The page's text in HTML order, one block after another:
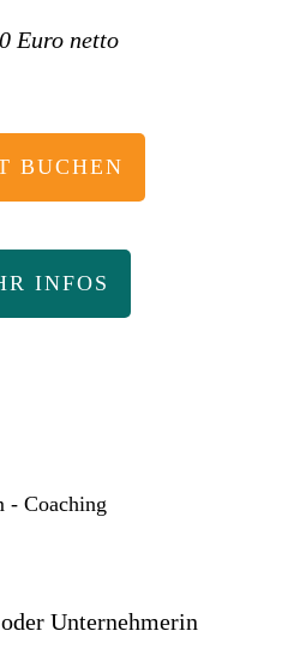
Euro netto
BUCHEN
INFOS
Unternehmerin